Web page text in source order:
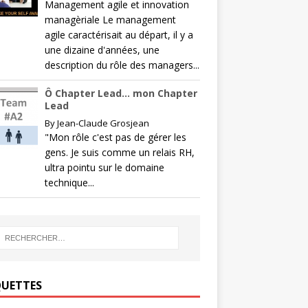
Management agile et innovation
managèriale Le management
agile caractérisait au départ, il y a
une dizaine d'années, une
description du rôle des managers...
Ô Chapter Lead… mon Chapter
Lead
ByJean-Claude Grosjean
"Mon rôle c'est pas de gérer les
gens. Je suis comme un relais RH,
ultra pointu sur le domaine
technique...